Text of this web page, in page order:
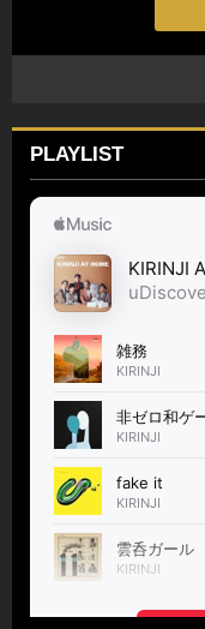
PLAYLIST